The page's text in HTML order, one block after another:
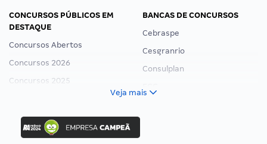
CONCURSOS PÚBLICOS EM
DESTAQUE
Concursos Abertos
Concursos 2026
Concursos 2025
Concurso Ibama
Concurso MPU
BANCAS DE CONCURSOS
Cebraspe
Cesgranrio
Consulplan
Veja mais